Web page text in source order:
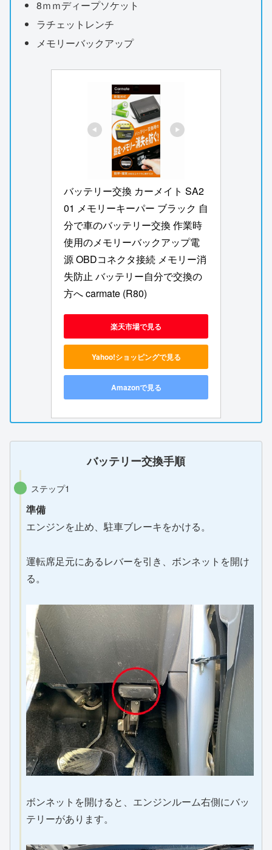
8ｍｍディープソケット
ラチェットレンチ
メモリーバックアップ
バッテリー交換 カーメイト SA2
01 メモリーキーパー ブラック 自
分で車のバッテリー交換 作業時
使用のメモリーバックアップ電
源 OBDコネクタ接続 メモリー消
失防止 バッテリー自分で交換の
方へ carmate (R80)
楽天市場で見る
Yahoo!ショッピングで見る
Amazonで見る
バッテリー交換手順
ステップ1
準備
エンジンを止め、駐車ブレーキをかける。
運転席足元にあるレバーを引き、ボンネットを開け
る。
ボンネットを開けると、エンジンルーム右側にバッ
テリーがあります。